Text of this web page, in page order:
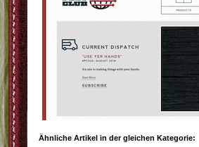
Ähnliche Artikel in der gleichen Kategorie: